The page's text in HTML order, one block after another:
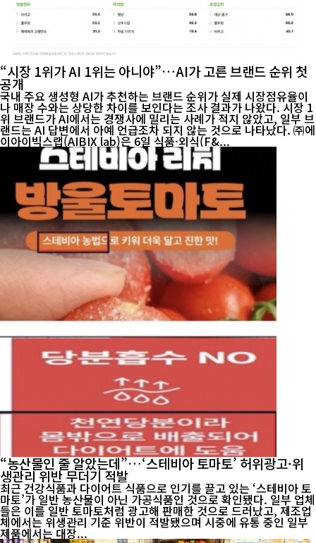
“시장 1위가 AI 1위는 아니야”…AI가 고른 브랜드 순위 첫
공개
국내 주요 생성형 AI가 추천하는 브랜드 순위가 실제 시장점유율이
나 매장 수와는 상당한 차이를 보인다는 조사 결과가 나왔다. 시장 1
위 브랜드가 AI에서는 경쟁사에 밀리는 사례가 적지 않았고, 일부 브
랜드는 AI 답변에서 아예 언급조차 되지 않는 것으로 나타났다. ㈜에
이아이빅스랩(AIBIX lab)은 6일 식품·외식(F&...
“농산물인 줄 알았는데”…‘스테비아 토마토’ 허위광고·위
생관리 위반 무더기 적발
최근 건강식품과 다이어트 식품으로 인기를 끌고 있는 ‘스테비아 토
마토’가 일반 농산물이 아닌 가공식품인 것으로 확인됐다. 일부 업체
들은 이를 일반 토마토처럼 광고해 판매한 것으로 드러났고, 제조업
체에서는 위생관리 기준 위반이 적발됐으며 시중에 유통 중인 일부
제품에서는 대장...